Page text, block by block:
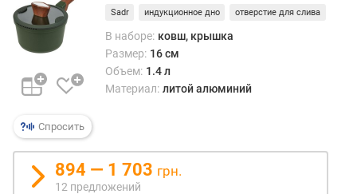
д
ш
е
в
м
п
о
о
Спросить
Sadr индукционное дно отверстие для слива
В наборе: ковш, крышка
Размер: 16 см
Объем: 1.4 л
Материал: литой алюминий
894 — 1 703 грн.
12 предложений